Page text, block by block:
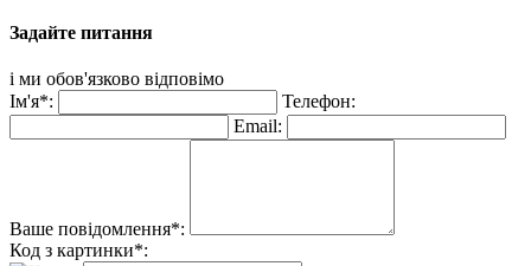
Задайте питання
і ми обов'язково відповімо
Ім'я*:
Телефон:
Email:
Ваше повідомлення*:
Код з картинки*: